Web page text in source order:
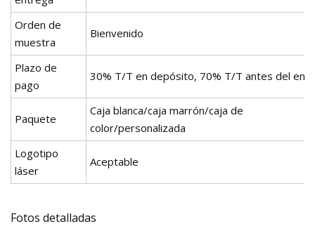
Orden de
muestra
Bienvenido
Plazo de
pago
30% T/T en depósito, 70% T/T antes del
Paquete
Caja blanca/caja marrón/caja de
color/personalizada
Logotipo
láser
Aceptable
Fotos detalladas